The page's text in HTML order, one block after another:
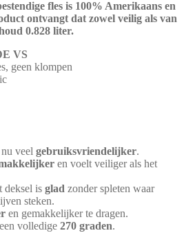
fles is 100% Amerikaans en
ontvangt dat zowel veilig als van
0.828 liter.
VS
geen klompen
veel gebruiksvriendelijker.
en voelt veiliger als het
deksel is glad zonder spleten waar
steken.
en gemakkelijker te dragen.
volledige 270 graden.